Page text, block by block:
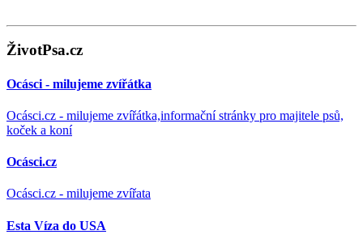
ŽivotPsa.cz
Ocásci - milujeme zvířátka
Ocásci.cz - milujeme zvířátka,informační stránky pro majitele psů,
koček a koní
Ocásci.cz
Ocásci.cz - milujeme zvířata
Esta Víza do USA